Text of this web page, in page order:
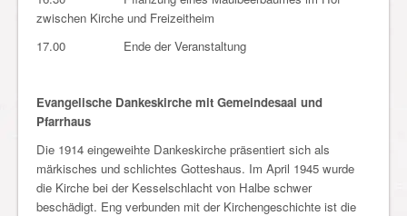
zwischen Kirche und Freizeitheim
17.00 Ende der Veranstaltung
Evangelische Dankeskirche mit Gemeindesaal und
Pfarrhaus
Die 1914 eingeweihte Dankeskirche präsentiert sich als
märkisches und schlichtes Gotteshaus. Im April 1945 wurde
die Kirche bei der Kesselschlacht von Halbe schwer
beschädigt. Eng verbunden mit der Kirchengeschichte ist die